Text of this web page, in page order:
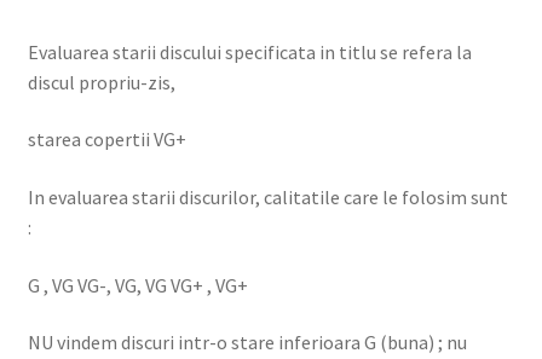
Evaluarea starii discului specificata in titlu se refera la
discul propriu-zis,
starea copertii VG+
In evaluarea starii discurilor, calitatile care le folosim sunt
:
G , VG VG-, VG, VG VG+ , VG+
NU vindem discuri intr-o stare inferioara G (buna) ; nu